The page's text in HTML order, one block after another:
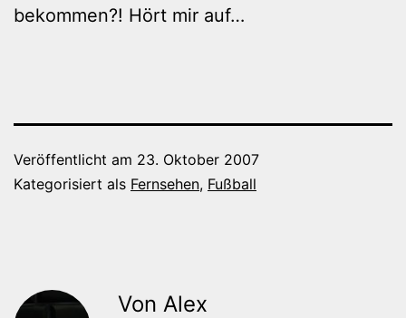
bekommen?! Hört mir auf…
Veröffentlicht am 23. Oktober 2007
Kategorisiert als Fernsehen, Fußball
Von Alex